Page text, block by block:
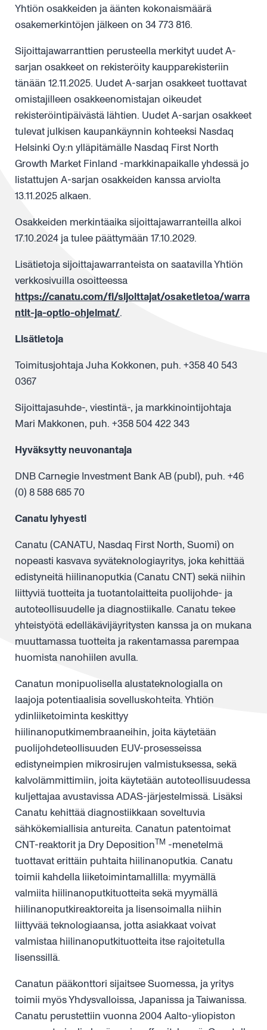
Yhtiön osakkeiden ja äänten kokonaismäärä
osakemerkintöjen jälkeen on 34 773 816.
Sijoittajawarranttien perusteella merkityt uudet A-
sarjan osakkeet on rekisteröity kaupparekisteriin
tänään 12.11.2025. Uudet A-sarjan osakkeet tuottavat
omistajilleen osakkeenomistajan oikeudet
rekisteröintipäivästä lähtien. Uudet A-sarjan osakkeet
tulevat julkisen kaupankäynnin kohteeksi Nasdaq
Helsinki Oy:n ylläpitämälle Nasdaq First North
Growth Market Finland -markkinapaikalle yhdessä jo
listattujen A-sarjan osakkeiden kanssa arviolta
13.11.2025 alkaen.
Osakkeiden merkintäaika sijoittajawarranteilla alkoi
17.10.2024 ja tulee päättymään 17.10.2029.
Lisätietoja sijoittajawarranteista on saatavilla Yhtiön
verkkosivuilla osoitteessa
https://canatu.com/fi/sijoittajat/osaketietoa/warra
ntit-ja-optio-ohjelmat/.
Lisätietoja
Toimitusjohtaja Juha Kokkonen, puh. +358 40 543
0367
Sijoittajasuhde-, viestintä-, ja markkinointijohtaja
Mari Makkonen, puh. +358 504 422 343
Hyväksytty neuvonantaja
DNB Carnegie Investment Bank AB (publ), puh. +46
(0) 8 588 685 70
Canatu lyhyesti
Canatu (CANATU, Nasdaq First North, Suomi) on
nopeasti kasvava syväteknologiayritys, joka kehittää
edistyneitä hiilinanoputkia (Canatu CNT) sekä niihin
liittyviä tuotteita ja tuotantolaitteita puolijohde- ja
autoteollisuudelle ja diagnostiikalle. Canatu tekee
yhteistyötä edelläkävijäyritysten kanssa ja on mukana
muuttamassa tuotteita ja rakentamassa parempaa
huomista nanohiilen avulla.
Canatun monipuolisella alustateknologialla on
laajoja potentiaalisia sovelluskohteita. Yhtiön
ydinliiketoiminta keskittyy
hiilinanoputkimembraaneihin, joita käytetään
puolijohdeteollisuuden EUV-prosesseissa
edistyneimpien mikrosirujen valmistuksessa, sekä
kalvolämmittimiin, joita käytetään autoteollisuudessa
kuljettajaa avustavissa ADAS-järjestelmissä. Lisäksi
Canatu kehittää diagnostiikkaan soveltuvia
sähkökemiallisia antureita. Canatun patentoimat
CNT-reaktorit ja Dry DepositionTM -menetelmä
tuottavat erittäin puhtaita hiilinanoputkia. Canatu
toimii kahdella liiketoimintamallilla: myymällä
valmiita hiilinanoputkituotteita sekä myymällä
hiilinanoputkireaktoreita ja lisensoimalla niihin
liittyvää teknologiaansa, jotta asiakkaat voivat
valmistaa hiilinanoputkituotteita itse rajoitetulla
lisenssillä.
Canatun pääkonttori sijaitsee Suomessa, ja yritys
toimii myös Yhdysvalloissa, Japanissa ja Taiwanissa.
Canatu perustettiin vuonna 2004 Aalto-yliopiston